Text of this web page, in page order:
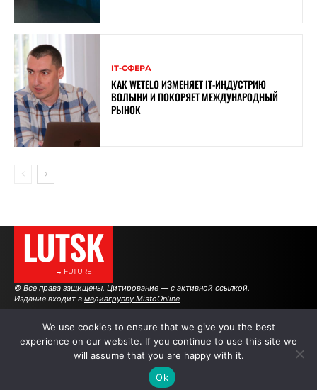
ІТ-СФЕРА
КАК WETELO ИЗМЕНЯЕТ IT-ИНДУСТРИЮ
ВОЛЫНИ И ПОКОРЯЕТ МЕЖДУНАРОДНЫЙ
РЫНОК
LUTSK
———→ FUTURE
© Все права защищены. Цитирование — с активной ссылкой.
Издание входит в медиагруппу MistoOnline
АВТОРЫ | РЕКЛАМА НА САЙТЕ
We use cookies to ensure that we give you the best
experience on our website. If you continue to use this site we
will assume that you are happy with it.
Ok